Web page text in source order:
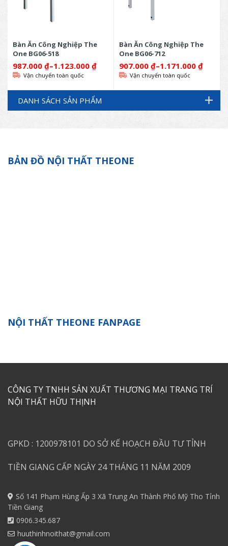
Bàn Ăn Công Nghiệp The
One BG06-518
987.000 ₫–1.123.000 ₫
Vận chuyển toàn quốc
Bàn Ăn Công Nghiệp The
One BG06-712
907.000 ₫–1.171.000 ₫
Vận chuyển toàn quốc
DANH SÁCH SẢN PHẨM
BẢN ĐỒ NỘI THẤT THEONE
NỘI THẤT THEONE FANPAGE
CÔNG TY TNHH SẢN XUẤT THƯƠNG MẠI TRANG TRÍ
NỘI THẤT HỮU THỊNH
GPKD : 1200978101 DO SỞ KẾ HOẠCH ĐẦU TƯ TỈNH
TIỀN GIANG CẤP NGÀY 24 THÁNG 11 NĂM 2009
Số 141 Phạm Hùng Ấp 3 Xã Trung An Thành Phố Mỹ Tho Tỉnh
Tiền Giang
0906.345.687
huuthinhnoithat@gmail.com